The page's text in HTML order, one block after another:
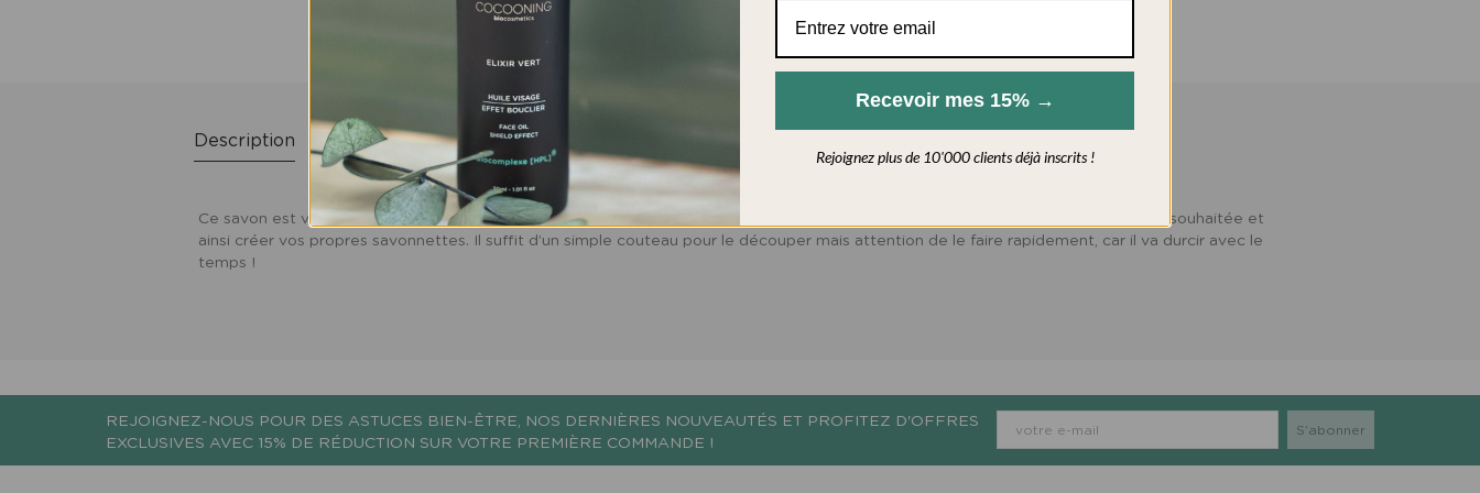
Description Utilisations Avis clients
Ce savon est vendu en pain d’environ 750g (poids au moment de l’emballage). Vous pouvez alors le couper vous-même à la taille souhaitée et
ainsi créer vos propres savonnettes. Il suffit d’un simple couteau pour le découper mais attention de le faire rapidement, car il va durcir avec le
temps !
REJOIGNEZ-NOUS POUR DES ASTUCES BIEN-ÊTRE, NOS DERNIÈRES NOUVEAUTÉS ET PROFITEZ D'OFFRES
EXCLUSIVES AVEC 15% DE RÉDUCTION SUR VOTRE PREMIÈRE COMMANDE !
Recevoir mes 15% →
Rejoignez plus de 10'000 clients déjà inscrits !